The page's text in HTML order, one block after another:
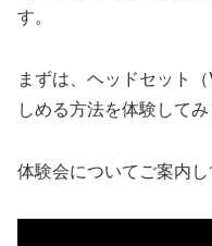
す。
まずは、ヘッドセット
しめる方法を体験して
体験会についてご案内し